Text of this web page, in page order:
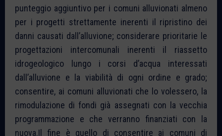
punteggio aggiuntivo per i comuni alluvionati almeno
per i progetti strettamente inerenti il ripristino dei
danni causati dall’alluvione; considerare prioritarie le
progettazioni intercomunali inerenti il riassetto
idrogeologico lungo i corsi d’acqua interessati
dall’alluvione e la viabilità di ogni ordine e grado;
consentire, ai comuni alluvionati che lo volessero, la
rimodulazione di fondi già assegnati con la vecchia
programmazione e che verranno finanziati con la
nuova.Il fine è quello di consentire ai comuni di